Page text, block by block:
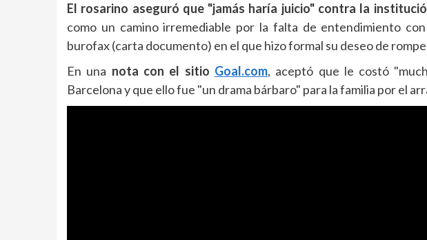
El rosarino aseguró que "jamás haría juicio" contra la
como un camino irremediable por la falta de entendimiento
burofax (carta documento) en el que hizo formal su deseo de
En una nota con el sitio Goal.com, aceptó que le costó
Barcelona y que ello fue "un drama bárbaro" para la familia por el